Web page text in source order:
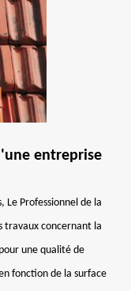
entreprise
Le Professionnel de la
travaux concernant la
une qualité de
fonction de la surface